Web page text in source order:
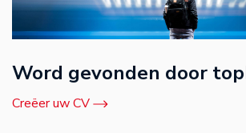
Word gevonden door
Creëer uw CV